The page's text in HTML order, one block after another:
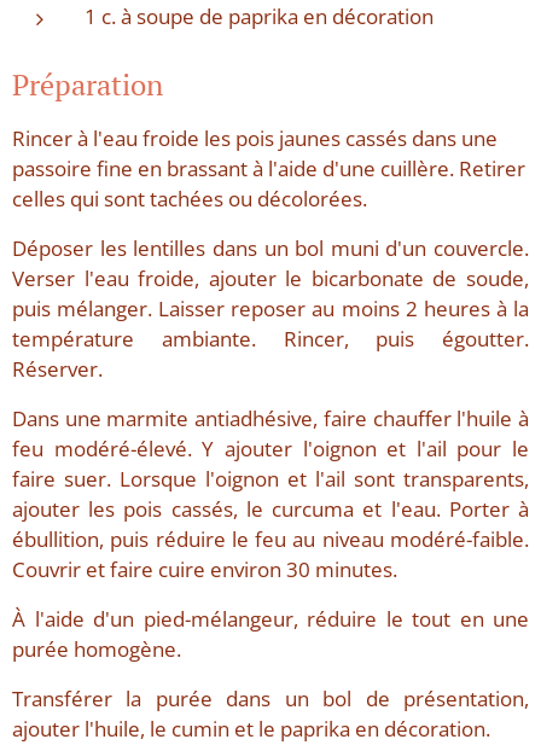
1 c. à soupe de paprika en décoration
Préparation
Rincer à l'eau froide les pois jaunes cassés dans une
passoire fine en brassant à l'aide d'une cuillère. Retirer
celles qui sont tachées ou décolorées.
Déposer les lentilles dans un bol muni d'un couvercle.
Verser l'eau froide, ajouter le bicarbonate de soude,
puis mélanger. Laisser reposer au moins 2 heures à la
température ambiante. Rincer, puis égoutter.
Réserver.
Dans une marmite antiadhésive, faire chauffer l'huile à
feu modéré-élevé. Y ajouter l'oignon et l'ail pour le
faire suer. Lorsque l'oignon et l'ail sont transparents,
ajouter les pois cassés, le curcuma et l'eau. Porter à
ébullition, puis réduire le feu au niveau modéré-faible.
Couvrir et faire cuire environ 30 minutes.
À l'aide d'un pied-mélangeur, réduire le tout en une
purée homogène.
Transférer la purée dans un bol de présentation,
ajouter l'huile, le cumin et le paprika en décoration.